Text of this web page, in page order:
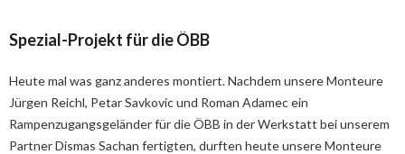
Spezial-Projekt für die ÖBB
Heute mal was ganz anderes montiert. Nachdem unsere Monteure
Jürgen Reichl, Petar Savkovic und Roman Adamec ein
Rampenzugangsgeländer für die ÖBB in der Werkstatt bei unserem
Partner Dismas Sachan fertigten, durften heute unsere Monteure